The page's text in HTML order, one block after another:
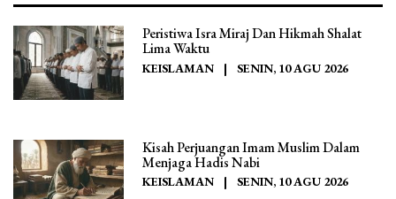
Peristiwa Isra Miraj Dan Hikmah Shalat
Lima Waktu
KEISLAMAN | SENIN, 10 AGU 2026
Kisah Perjuangan Imam Muslim Dalam
Menjaga Hadis Nabi
KEISLAMAN | SENIN, 10 AGU 2026